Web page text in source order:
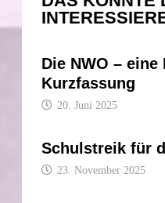
Die NWO – eine
Kurzfassung
20. Juni 2025
Schulstreik für
23. November 2025